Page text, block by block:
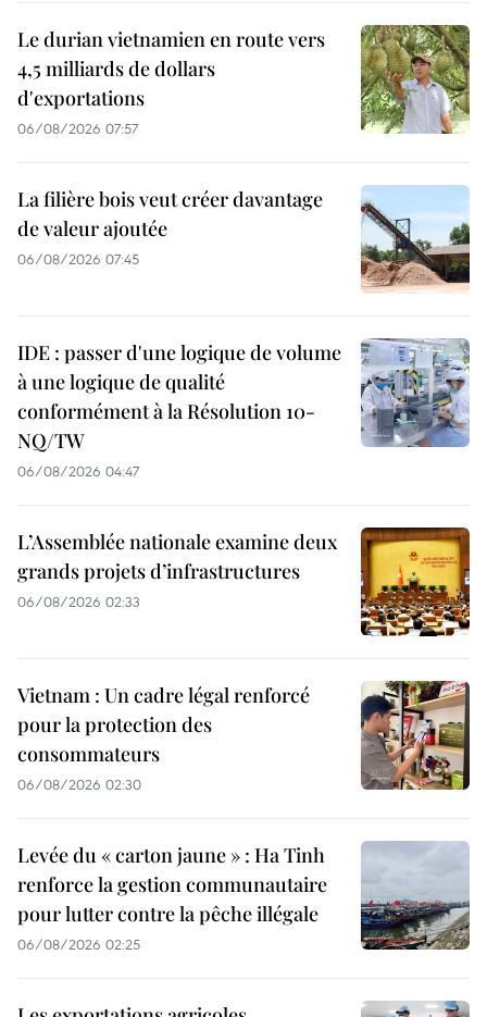
Le durian vietnamien en route vers
4,5 milliards de dollars
d'exportations
06/08/2026 07:57
La filière bois veut créer davantage
de valeur ajoutée
06/08/2026 07:45
IDE : passer d'une logique de volume
à une logique de qualité
conformément à la Résolution 10-
NQ/TW
06/08/2026 04:47
L’Assemblée nationale examine deux
grands projets d’infrastructures
06/08/2026 02:33
Vietnam : Un cadre légal renforcé
pour la protection des
consommateurs
06/08/2026 02:30
Levée du « carton jaune » : Ha Tinh
renforce la gestion communautaire
pour lutter contre la pêche illégale
06/08/2026 02:25